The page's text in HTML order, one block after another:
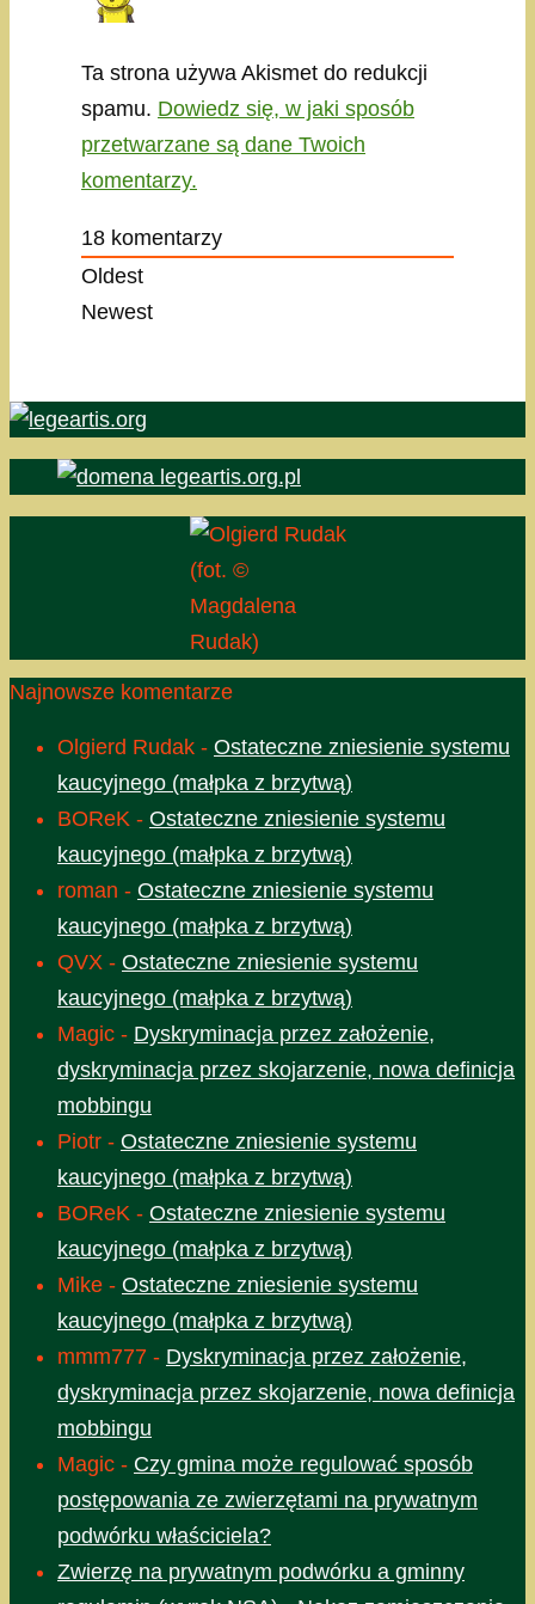
Ta strona używa Akismet do redukcji
spamu. Dowiedz się, w jaki sposób
przetwarzane są dane Twoich
komentarzy.
18 komentarzy
Oldest
Newest
(fot. ©
Magdalena
Rudak)
Najnowsze komentarze
Olgierd Rudak - Ostateczne zniesienie systemu
kaucyjnego (małpka z brzytwą)
BOReK - Ostateczne zniesienie systemu
kaucyjnego (małpka z brzytwą)
roman - Ostateczne zniesienie systemu
kaucyjnego (małpka z brzytwą)
QVX - Ostateczne zniesienie systemu
kaucyjnego (małpka z brzytwą)
Magic - Dyskryminacja przez założenie,
dyskryminacja przez skojarzenie, nowa definicja
mobbingu
Piotr - Ostateczne zniesienie systemu
kaucyjnego (małpka z brzytwą)
BOReK - Ostateczne zniesienie systemu
kaucyjnego (małpka z brzytwą)
Mike - Ostateczne zniesienie systemu
kaucyjnego (małpka z brzytwą)
mmm777 - Dyskryminacja przez założenie,
dyskryminacja przez skojarzenie, nowa definicja
mobbingu
Magic - Czy gmina może regulować sposób
postępowania ze zwierzętami na prywatnym
podwórku właściciela?
Zwierzę na prywatnym podwórku a gminny